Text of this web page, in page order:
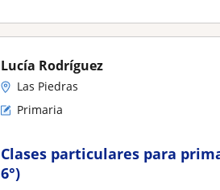
Lucía Rodríguez
Las Piedras
Primaria
Clases particulares para
6°)